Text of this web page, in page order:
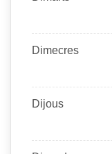
Dimecres
Dijous